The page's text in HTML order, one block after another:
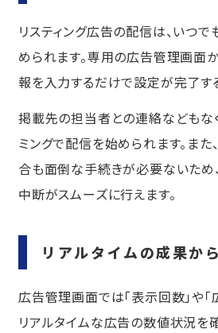
リスティング広告の配信は、いつ
められます。専用の広告管理画面
報を入力するだけで設定が完了す
掲載先の担当者との連絡などもな
ミングで配信を始められます。ま
合も面倒な手続きが必要ないため
中断がスムーズに行えます。
リアルタイムの成果か
広告管理画面では「表示回数」や「
リアルタイムな広告の数値状況を